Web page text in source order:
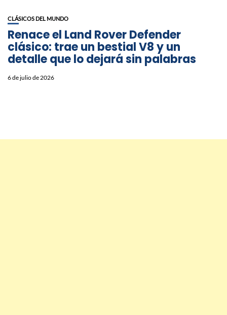
CLÁSICOS DEL MUNDO
Renace el Land Rover Defender
clásico: trae un bestial V8 y un
detalle que lo dejará sin palabras
6 de julio de 2026